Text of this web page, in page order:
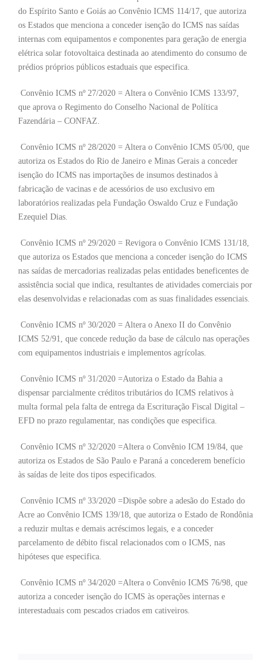
do Espírito Santo e Goiás ao Convênio ICMS 114/17, que autoriza
os Estados que menciona a conceder isenção do ICMS nas saídas
internas com equipamentos e componentes para geração de energia
elétrica solar fotovoltaica destinada ao atendimento do consumo de
prédios próprios públicos estaduais que especifica.
Convênio ICMS nº 27/2020 = Altera o Convênio ICMS 133/97,
que aprova o Regimento do Conselho Nacional de Política
Fazendária – CONFAZ.
Convênio ICMS nº 28/2020 = Altera o Convênio ICMS 05/00, que
autoriza os Estados do Rio de Janeiro e Minas Gerais a conceder
isenção do ICMS nas importações de insumos destinados à
fabricação de vacinas e de acessórios de uso exclusivo em
laboratórios realizadas pela Fundação Oswaldo Cruz e Fundação
Ezequiel Dias.
Convênio ICMS nº 29/2020 = Revigora o Convênio ICMS 131/18,
que autoriza os Estados que menciona a conceder isenção do ICMS
nas saídas de mercadorias realizadas pelas entidades beneficentes de
assistência social que indica, resultantes de atividades comerciais por
elas desenvolvidas e relacionadas com as suas finalidades essenciais.
Convênio ICMS nº 30/2020 = Altera o Anexo II do Convênio
ICMS 52/91, que concede redução da base de cálculo nas operações
com equipamentos industriais e implementos agrícolas.
Convênio ICMS nº 31/2020 =Autoriza o Estado da Bahia a
dispensar parcialmente créditos tributários do ICMS relativos à
multa formal pela falta de entrega da Escrituração Fiscal Digital –
EFD no prazo regulamentar, nas condições que especifica.
Convênio ICMS nº 32/2020 =Altera o Convênio ICM 19/84, que
autoriza os Estados de São Paulo e Paraná a concederem benefício
às saídas de leite dos tipos especificados.
Convênio ICMS nº 33/2020 =Dispõe sobre a adesão do Estado do
Acre ao Convênio ICMS 139/18, que autoriza o Estado de Rondônia
a reduzir multas e demais acréscimos legais, e a conceder
parcelamento de débito fiscal relacionados com o ICMS, nas
hipóteses que especifica.
Convênio ICMS nº 34/2020 =Altera o Convênio ICMS 76/98, que
autoriza a conceder isenção do ICMS às operações internas e
interestaduais com pescados criados em cativeiros.